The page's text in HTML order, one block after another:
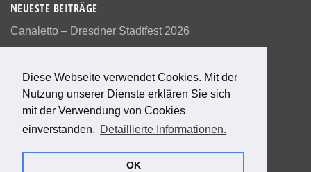
Diese Webseite verwendet Cookies. Mit der
Nutzung unserer Dienste erklären Sie sich
mit der Verwendung von Cookies
einverstanden. Detaillierte Informationen.
OK
NEUESTE BEITRÄGE
Canaletto – Dresdner Stadtfest 2026
Bewerte diese Seite